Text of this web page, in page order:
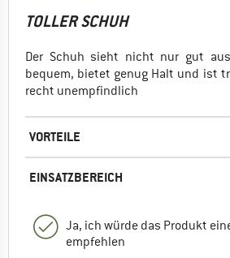
TOLLER SCHUH
Der Schuh sieht nicht nur gut
bequem, bietet genug Halt und ist
recht unempfindlich
VORTEILE
EINSATZBEREICH
Ja, ich würde das Produkt
empfehlen